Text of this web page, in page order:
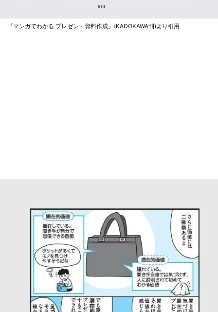
『マンガでわかる プレゼン・資料作成』(KADOKAWA刊)より引用